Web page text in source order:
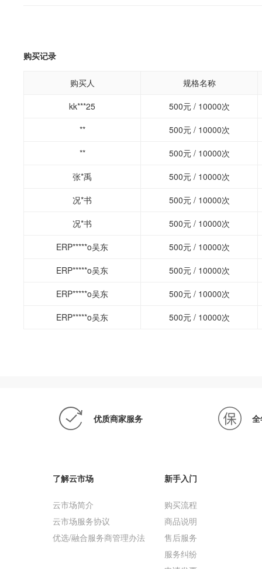
购买记录
购买人
规格名称
kk***25
500元 / 10000次
**
500元 / 10000次
**
500元 / 10000次
张*禹
500元 / 10000次
况*书
500元 / 10000次
况*书
500元 / 10000次
ERP*****o吴东
500元 / 10000次
ERP*****o吴东
500元 / 10000次
ERP*****o吴东
500元 / 10000次
ERP*****o吴东
500元 / 10000次
优质商家服务
了解云市场
云市场简介
云市场服务协议
优选/融合服务商管理办法
新手入门
购买流程
商品说明
售后服务
服务纠纷